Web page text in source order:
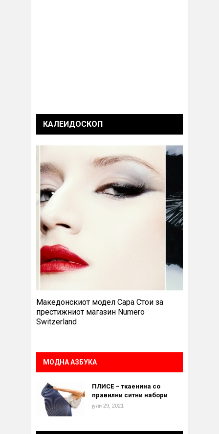
КАЛЕИДОСКОП
Македонскиот модел Сара Стои за
престижниот магазин Numero
Switzerland
МОДНА АЗБУКА
ПЛИСЕ – ткаенина со
правилни ситни набори
јули 29, 2021